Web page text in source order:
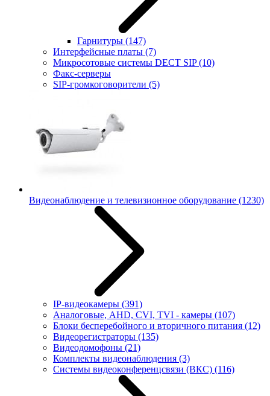
Гарнитуры (147)
Интерфейсные платы (7)
Микросотовые системы DECT SIP(10)
Факс-серверы
SIP-громкоговорители (5)
Видеонаблюдение и телевизионное оборудование (1230)
IP-видеокамеры (391)
Аналоговые, AHD, CVI, TVI - камеры (107)
Блоки бесперебойного и вторичного питания (12)
Видеорегистраторы (135)
Видеодомофоны (21)
Комплекты видеонаблюдения (3)
Системы видеоконференцсвязи (ВКС) (116)